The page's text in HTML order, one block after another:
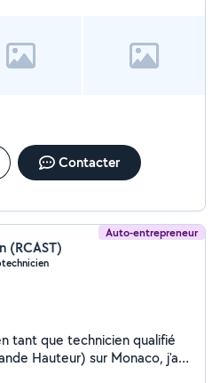
et avec soin pour
peux intervenir pour des
travaux de rénovation.
Contacter
Auto-entrepreneur
(RCAST)
tant que technicien qualifié
Hauteur) sur Monaco, j'ai